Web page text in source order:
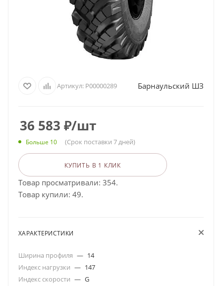
Артикул: Р00000289 Барнаульский ШЗ
36 583 ₽/шт
Больше 10 (Срок поставки 7 дней)
КУПИТЬ В 1 КЛИК
Товар просматривали: 354.
Товар купили: 49.
ХАРАКТЕРИСТИКИ
Ширина профиля — 14
Индекс нагрузки — 147
Индекс скорости — G